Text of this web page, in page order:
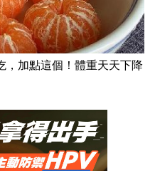
，加點這個！體重天天下降